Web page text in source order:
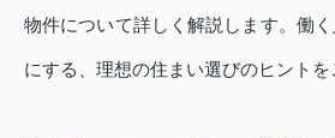
物件について詳しく解説します。働
にする、理想の住まい選びのヒントを